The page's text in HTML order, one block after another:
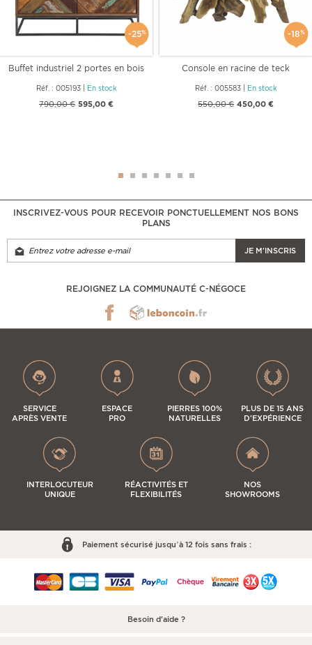
-25%
Buffet industriel 2 portes en bois
Réf. : 005193| En stock
790,00 € 595,00 €
-18%
Console en racine de teck
Réf. : 005583| En stock
550,00 € 450,00 €
INSCRIVEZ-VOUS POUR RECEVOIR PONCTUELLEMENT NOS BONS
PLANS
JE M'INSCRIS
REJOIGNEZ LA COMMUNAUTÉ C-NÉGOCE
SERVICE
APRÈS VENTE
ESPACE
PRO
PIERRES 100%
NATURELLES
PLUS DE 15 ANS
D'EXPÉRIENCE
INTERLOCUTEUR
UNIQUE
RÉACTIVITÉS ET
FLEXIBILITÉS
NOS
SHOWROOMS
Paiement sécurisé jusqu’à 12 fois sans frais :
Besoin d'aide ?